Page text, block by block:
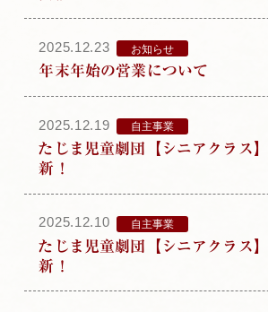
2025.12.23 お知らせ
年末年始の営業について
2025.12.19 自主事業
たじま児童劇団【シニアクラス】活動報告更
新！
2025.12.10 自主事業
たじま児童劇団【シニアクラス】活動報告更
新！